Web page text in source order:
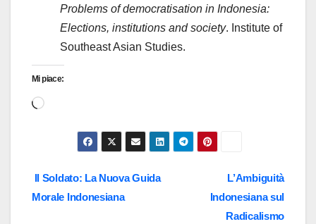
Problems of democratisation in Indonesia:
Elections, institutions and society. Institute of
Southeast Asian Studies.
Mi piace:
Caricamento
Navigazione
L’Ambiguità
Indonesiana sul
Radicalismo
Il Soldato: La Nuova Guida
Morale Indonesiana